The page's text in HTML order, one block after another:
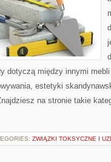
dotyczą między innymi
estetyki
na stronie takie
ZWIĄZKI TOKSYCZNE I